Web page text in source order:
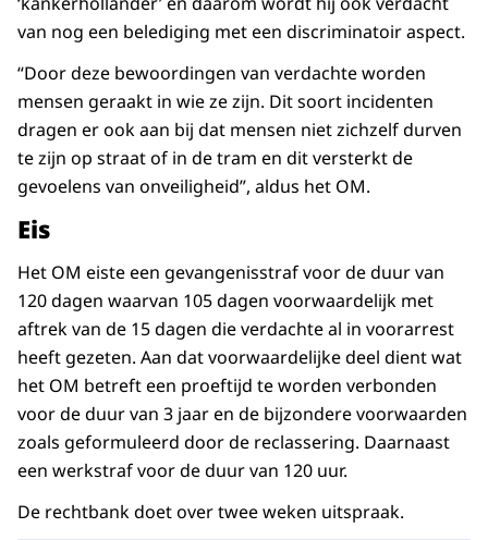
van nog een belediging met een discriminatoir aspect.
“Door deze bewoordingen van verdachte worden
mensen geraakt in wie ze zijn. Dit soort incidenten
dragen er ook aan bij dat mensen niet zichzelf durven
te zijn op straat of in de tram en dit versterkt de
gevoelens van onveiligheid”, aldus het OM.
Eis
Het OM eiste een gevangenisstraf voor de duur van
120 dagen waarvan 105 dagen voorwaardelijk met
aftrek van de 15 dagen die verdachte al in voorarrest
heeft gezeten. Aan dat voorwaardelijke deel dient wat
het OM betreft een proeftijd te worden verbonden
voor de duur van 3 jaar en de bijzondere voorwaarden
zoals geformuleerd door de reclassering. Daarnaast
een werkstraf voor de duur van 120 uur.
De rechtbank doet over twee weken uitspraak.